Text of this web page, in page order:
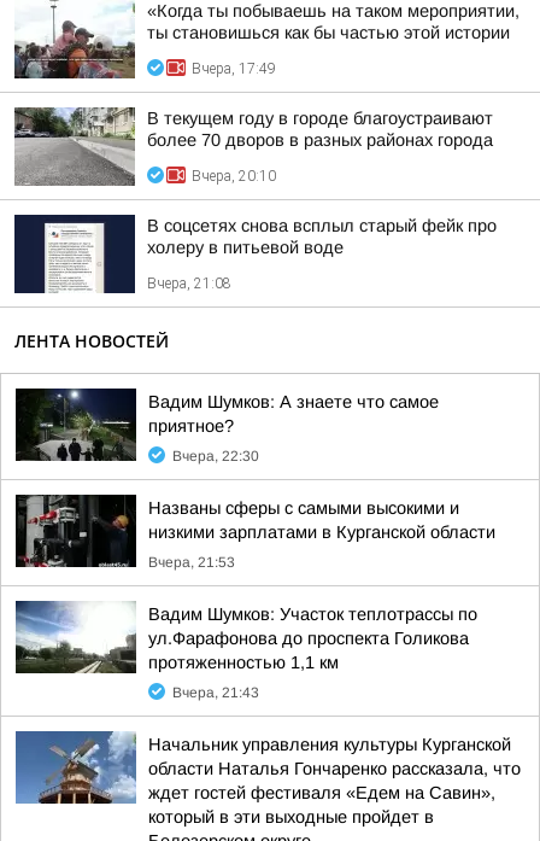
«Когда ты побываешь на таком мероприятии,
ты становишься как бы частью этой истории
Вчера, 17:49
В текущем году в городе благоустраивают
более 70 дворов в разных районах города
Вчера, 20:10
В соцсетях снова всплыл старый фейк про
холеру в питьевой воде
Вчера, 21:08
ЛЕНТА НОВОСТЕЙ
Вадим Шумков: А знаете что самое
приятное?
Вчера, 22:30
Названы сферы с самыми высокими и
низкими зарплатами в Курганской области
Вчера, 21:53
Вадим Шумков: Участок теплотрассы по
ул.Фарафонова до проспекта Голикова
протяженностью 1,1 км
Вчера, 21:43
Начальник управления культуры Курганской
области Наталья Гончаренко рассказала, что
ждет гостей фестиваля «Едем на Савин»,
который в эти выходные пройдет в